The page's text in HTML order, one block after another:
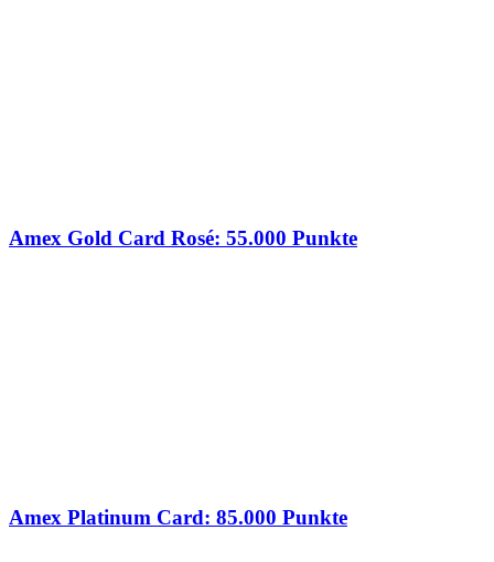
Amex Gold Card Rosé: 55.000 Punkte
Amex Platinum Card: 85.000 Punkte